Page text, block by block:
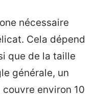
nécessaire
Cela dépend
que de la taille
générale, un
environ 10